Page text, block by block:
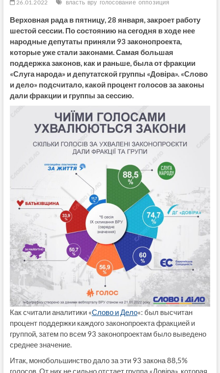
26.01.2022 власть вру голосование оппозиция
Верховная рада в пятницу, 28 января, закроет работу
шестой сессии. По состоянию на сегодня в ходе нее
народные депутаты приняли 93 законопроекта,
которые уже стали законами. Самая большая
поддержка законов, как и раньше, была от фракции
«Слуга народа» и депутатской группы «Довіра». «Слово
и дело» подсчитало, какой процент голосов за законы
дали фракции и группы за сессию.
Как считали аналитики «Слово и Дело«: был высчитан
процент поддержки каждого законопроекта фракцией и
группой, затем по всем 93 законопроектам было выведено
среднее значение.
Итак, монобольшинство дало за эти 93 закона 88,5%
голосов. От них не сильно отстает группа «Довіра», которая